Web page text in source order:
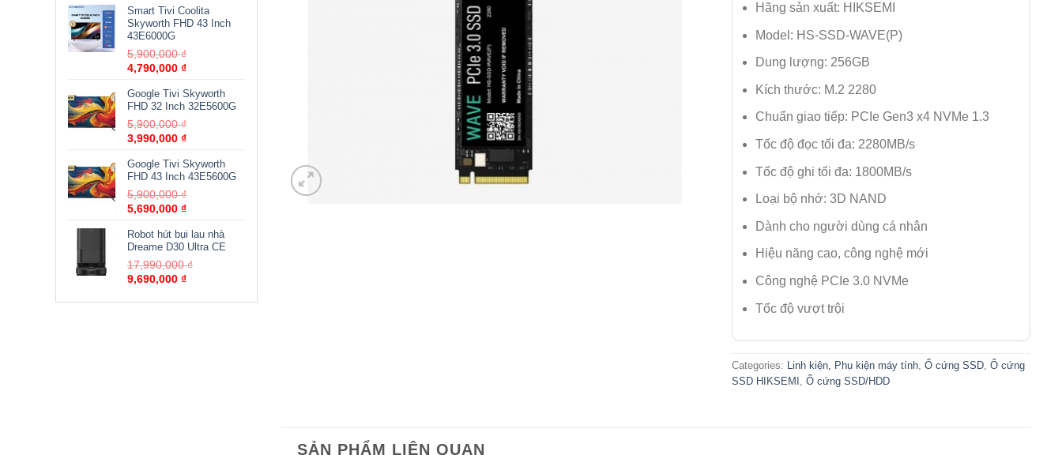
Smart Tivi Coolita
Skyworth FHD 43 Inch
43E6000G
5,900,000₫
4,790,000 ₫
Google Tivi Skyworth
FHD 32 Inch 32E5600G
5,900,000₫
3,990,000 ₫
Google Tivi Skyworth
FHD 43 Inch 43E5600G
5,900,000₫
5,690,000 ₫
Robot hút bụi lau nhà
Dreame D30 Ultra CE
17,990,000₫
9,690,000 ₫
Hãng sản xuất: HIKSEMI
Model: HS-SSD-WAVE(P)
Dung lượng: 256GB
Kích thước: M.2 2280
Chuẩn giao tiếp: PCIe Gen3 x4 NVMe 1.3
Tốc độ đọc tối đa: 2280MB/s
Tốc độ ghi tối đa: 1800MB/s
Loại bộ nhớ: 3D NAND
Dành cho người dùng cá nhân
Hiệu năng cao, công nghệ mới
Công nghệ PCIe 3.0 NVMe
Tốc độ vượt trội
Categories: Linh kiện, Phụ kiện máy tính,Ổ cứng SSD,Ổ cứng
SSD HIKSEMI ,Ổ cứng SSD/HDD
SẢN PHẨM LIÊN QUAN